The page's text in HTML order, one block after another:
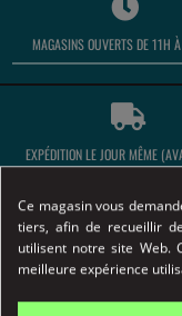
MAGASINS OUVERTS DE 11H
EXPÉDITION LE JOUR MÊME
Marchand
ici pour vérifier.
Ce magasin vous
tiers, afin de recueillir
utilisent notre site Web.
meilleure expérience